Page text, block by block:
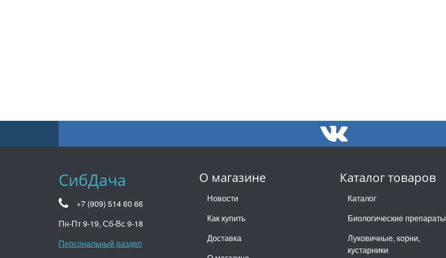
О магазине
Новости
Как купить
Доставка
Каталог товаров
Каталог
Биологические препараты
Луковичные, корни,
кустарники
СибДача
+7 (909) 514 60 66
Пн-Пт 9-19, Сб-Вс 9-18
Персональный раздел